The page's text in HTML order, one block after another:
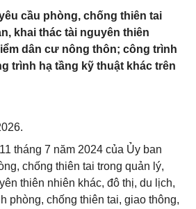
cầu phòng, chống thiên tai
khai thác tài nguyên thiên
dân cư nông thôn; công trình
trình hạ tầng kỹ thuật khác trên
tháng 7 năm 2024 của Ủy ban
chống thiên tai trong quản lý,
thiên nhiên khác, đô thị, du lịch,
phòng, chống thiên tai, giao thông,